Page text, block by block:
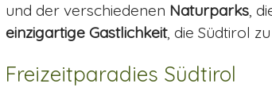
und der verschiedenen Naturparks,
einzigartige Gastlichkeit, die Südtirol
Freizeitparadies Südtirol